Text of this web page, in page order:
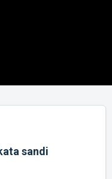
sandi